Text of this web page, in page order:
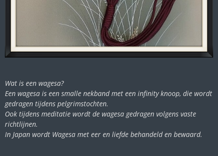
Wat is een wagesa?
Een wagesa is een smalle nekband met een infinity knoop, die wordt
gedragen tijdens pelgrimstochten.
Ook tijdens meditatie wordt de wagesa gedragen volgens vaste
richtlijnen.
In Japan wordt Wagesa met eer en liefde behandeld en bewaard.